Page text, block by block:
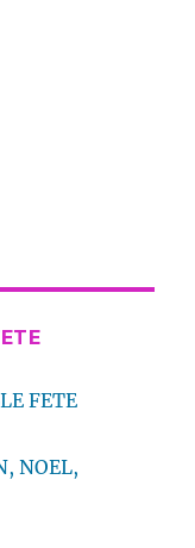
FETE
NOEL,